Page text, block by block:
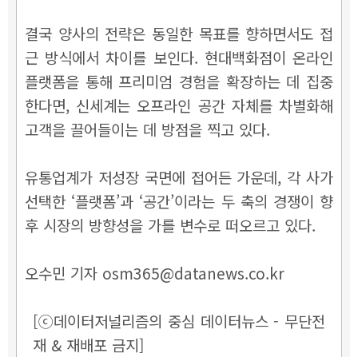
결국 양사의 전략은 동일한 목표를 향하면서도 접
근 방식에서 차이를 보인다. 현대백화점이 온라인
플랫폼을 통해 프리미엄 경험을 확장하는 데 집중
한다면, 신세계는 오프라인 공간 자체를 차별화해
고객을 끌어들이는 데 방점을 찍고 있다.
유통업계가 저성장 국면에 접어든 가운데, 각 사가
선택한 ‘플랫폼’과 ‘공간’이라는 두 축의 경쟁이 향
후 시장의 방향성을 가를 변수로 떠오르고 있다.
오수민 기자 osm365@datanews.co.kr
[ⓒ데이터저널리즘의 중심 데이터뉴스 - 무단전
재 & 재배포 금지]